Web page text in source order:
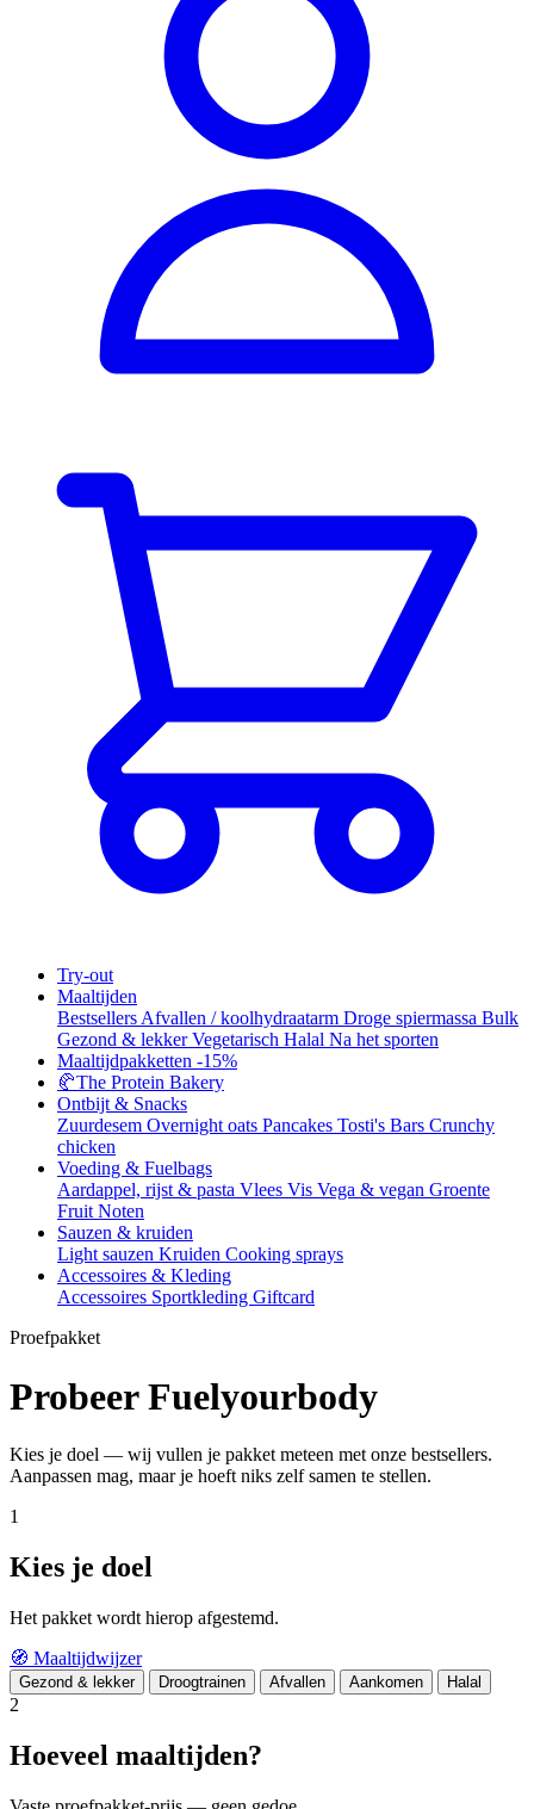
Try-out
Maaltijden
Bestsellers Afvallen / koolhydraatarm Droge spiermassa Bulk
Gezond & lekkerVegetarisch Halal Na het sporten
Maaltijdpakketten -15%
🥐The Protein Bakery
Ontbijt & Snacks
Zuurdesem Overnight oats Pancakes Tosti's Bars Crunchy
chicken
Voeding & Fuelbags
Aardappel, rijst & pasta Vlees Vis Vega & vegan Groente
Fruit Noten
Sauzen & kruiden
Light sauzen Kruiden Cooking sprays
Accessoires & Kleding
Accessoires Sportkleding Giftcard
Proefpakket
Probeer Fuelyourbody
Kies je doel — wij vullen je pakket meteen met onze bestsellers.
Aanpassen mag, maar je hoeft niks zelf samen te stellen.
1
Kies je doel
Het pakket wordt hierop afgestemd.
🧭 Maaltijdwijzer
Gezond & lekker Droogtrainen Afvallen Aankomen Halal
2
Hoeveel maaltijden?